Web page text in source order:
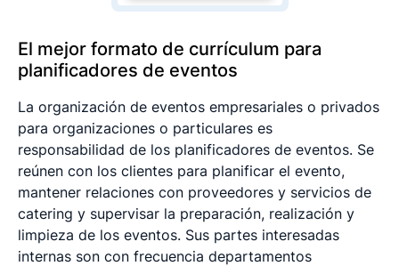
El mejor formato de currículum para
planificadores de eventos
La organización de eventos empresariales o privados
para organizaciones o particulares es
responsabilidad de los planificadores de eventos. Se
reúnen con los clientes para planificar el evento,
mantener relaciones con proveedores y servicios de
catering y supervisar la preparación, realización y
limpieza de los eventos. Sus partes interesadas
internas son con frecuencia departamentos